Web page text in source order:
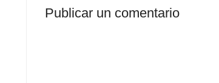
Publicar un comentario